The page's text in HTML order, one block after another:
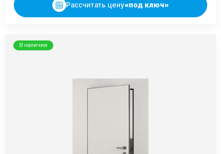
Рассчитать цену«под ключ»
В наличии